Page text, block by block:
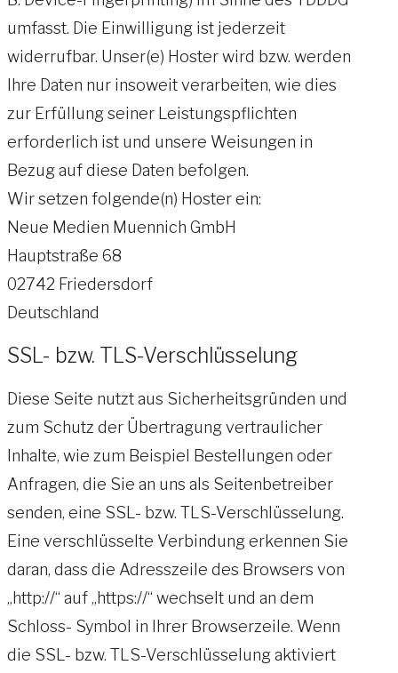
umfasst. Die Einwilligung ist jederzeit
widerrufbar. Unser(e) Hoster wird bzw. werden
Ihre Daten nur insoweit verarbeiten, wie dies
zur Erfüllung seiner Leistungspflichten
erforderlich ist und unsere Weisungen in
Bezug auf diese Daten befolgen.
Wir setzen folgende(n) Hoster ein:
Neue Medien Muennich GmbH
Hauptstraße 68
02742 Friedersdorf
Deutschland
SSL- bzw. TLS-Verschlüsselung
Diese Seite nutzt aus Sicherheitsgründen und
zum Schutz der Übertragung vertraulicher
Inhalte, wie zum Beispiel Bestellungen oder
Anfragen, die Sie an uns als Seitenbetreiber
senden, eine SSL- bzw. TLS-Verschlüsselung.
Eine verschlüsselte Verbindung erkennen Sie
daran, dass die Adresszeile des Browsers von
„http://“ auf „https://“ wechselt und an dem
Schloss- Symbol in Ihrer Browserzeile. Wenn
die SSL- bzw. TLS-Verschlüsselung aktiviert